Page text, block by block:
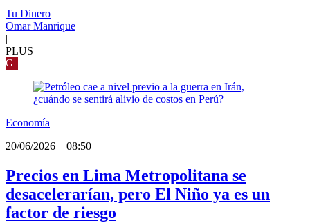
Tu Dinero
Omar Manrique
|
PLUS
G
Economía
20/06/2026
08:50
Precios en Lima Metropolitana se
desacelerarían, pero El Niño ya es un
factor de riesgo